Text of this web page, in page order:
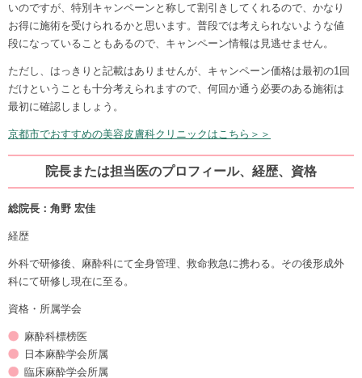
いのですが、特別キャンペーンと称して割引きしてくれるので、かなり
お得に施術を受けられるかと思います。普段では考えられないような値
段になっていることもあるので、キャンペーン情報は見逃せません。
ただし、はっきりと記載はありませんが、キャンペーン価格は最初の1回
だけということも十分考えられますので、何回か通う必要のある施術は
最初に確認しましょう。
京都市でおすすめの美容皮膚科クリニックはこちら＞＞
院長または担当医のプロフィール、経歴、資格
総院長：角野 宏佳
経歴
外科で研修後、麻酔科にて全身管理、救命救急に携わる。その後形成外
科にて研修し現在に至る。
資格・所属学会
麻酔科標榜医
日本麻酔学会所属
臨床麻酔学会所属